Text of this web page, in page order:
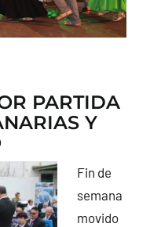
PARTIDA
Y
Fin de
semana
movido